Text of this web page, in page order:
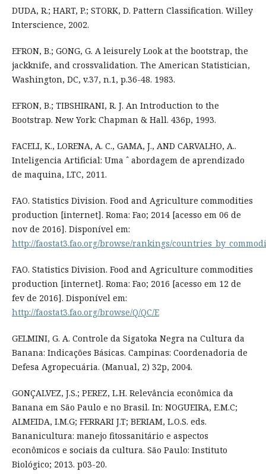
DUDA, R.; HART, P.; STORK, D. Pattern Classification. Willey
Interscience, 2002.
EFRON, B.; GONG, G. A leisurely Look at the bootstrap, the
jackknife, and crossvalidation. The American Statistician,
Washington, DC, v.37, n.1, p.36-48. 1983.
EFRON, B.; TIBSHIRANI, R. J. An Introduction to the
Bootstrap. New York: Chapman & Hall. 436p, 1993.
FACELI, K., LORENA, A. C., GAMA, J., AND CARVALHO, A..
Inteligencia Artificial: Uma ˆ abordagem de aprendizado
de maquina, LTC, 2011.
FAO. Statistics Division. Food and Agriculture commodities
production [internet]. Roma: Fao; 2014 [acesso em 06 de
nov de 2016]. Disponível em:
http://faostat3.fao.org/browse/rankings/
FAO. Statistics Division. Food and Agriculture commodities
production [internet]. Roma: Fao; 2016 [acesso em 12 de
fev de 2016]. Disponível em:
http://faostat3.fao.org/browse/Q/QC/E
GELMINI, G. A. Controle da Sigatoka Negra na Cultura da
Banana: Indicações Básicas. Campinas: Coordenadoria de
Defesa Agropecuária. (Manual, 2) 32p, 2004.
GONÇALVEZ, J.S.; PEREZ, L.H. Relevância econômica da
Banana em São Paulo e no Brasil. In: NOGUEIRA, E.M.C;
ALMEIDA, I.M.G; FERRARI J.T; BERIAM, L.O.S. eds.
Bananicultura: manejo fitossanitário e aspectos
econômicos e sociais da cultura. São Paulo: Instituto
Biológico; 2013. p03-20.